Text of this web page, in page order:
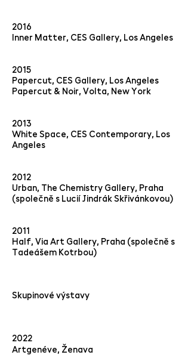
2016
Inner Matter, CES Gallery, Los Angeles
2015
Papercut, CES Gallery, Los Angeles
Papercut & Noir, Volta, New York
2013
White Space, CES Contemporary, Los
Angeles
2012
Urban, The Chemistry Gallery, Praha
(společně s Lucií Jindrák Skřivánkovou)
2011
Half, Via Art Gallery, Praha (společně s
Tadeášem Kotrbou)
Skupinové výstavy
2022
Artgenève, Ženava